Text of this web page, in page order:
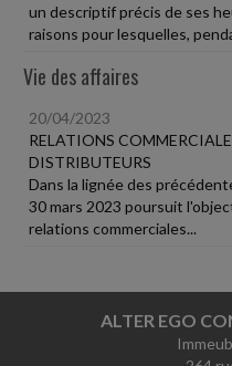
un descriptif précis de ses
raisons pour lesquelles,
Vie des affaires
20/04/2023
RELATIONS
DISTRIBUTEURS
Dans la lignée des
30 mars 2023 poursuit
relations commerciales...
ALTER EGO